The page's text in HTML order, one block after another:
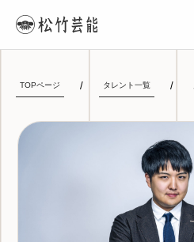
TOPページ タレント一覧